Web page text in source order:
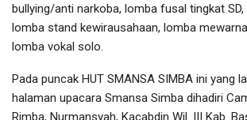
bullying/anti narkoba, lomba fusal tingkat SD,
lomba stand kewirausahaan, lomba
lomba vokal solo.
Pada puncak HUT SMANSA SIMBA ini yang
halaman upacara Smansa Simba dihadiri
Rimba, Nurmansyah, Kacabdin Wil. III Kab.